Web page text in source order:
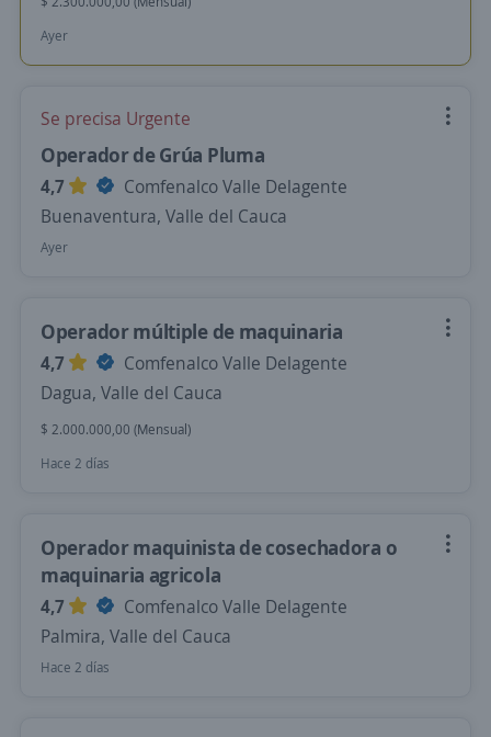
Ayer
Se precisa Urgente
Operador de Grúa Pluma
4,7
Comfenalco Valle Delagente
Buenaventura, Valle del Cauca
Ayer
Operador múltiple de maquinaria
4,7
Comfenalco Valle Delagente
Dagua, Valle del Cauca
$ 2.000.000,00 (Mensual)
Hace 2 días
Operador maquinista de cosechadora o
maquinaria agricola
4,7
Comfenalco Valle Delagente
Palmira, Valle del Cauca
Hace 2 días